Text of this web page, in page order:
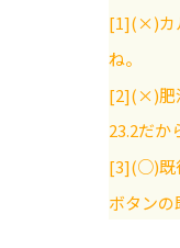
[1](×)カ
ね。
[2](×)肥
23.2だか
[3](○)既
ボタンの